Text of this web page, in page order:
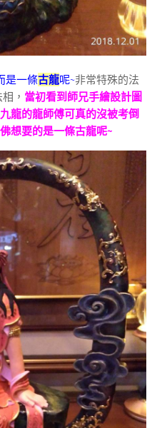
是一條古龍呢~非常特殊的法
， 當初看到師兄手繪設計圖
龍的龍師傅可真的沒被考倒
想要的是一條古龍呢~